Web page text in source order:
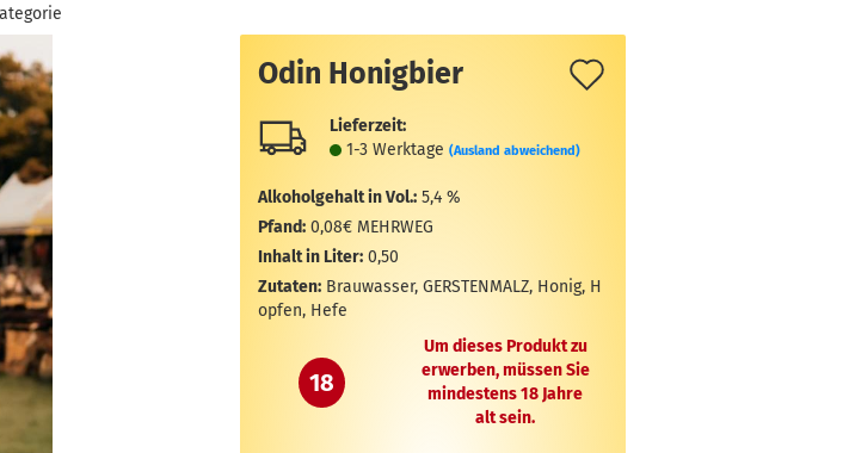
Odin Honigbier
Lieferzeit:
1-3 Werktage (Ausland abweichend)
Alkoholgehalt in Vol.: 5,4 %
Pfand: 0,08€ MEHRWEG
Inhalt in Liter: 0,50
Zutaten: Brauwasser, GERSTENMALZ, Honig, H
opfen, Hefe
18
Um dieses Produkt zu
erwerben, müssen Sie
mindestens 18 Jahre
alt sein.